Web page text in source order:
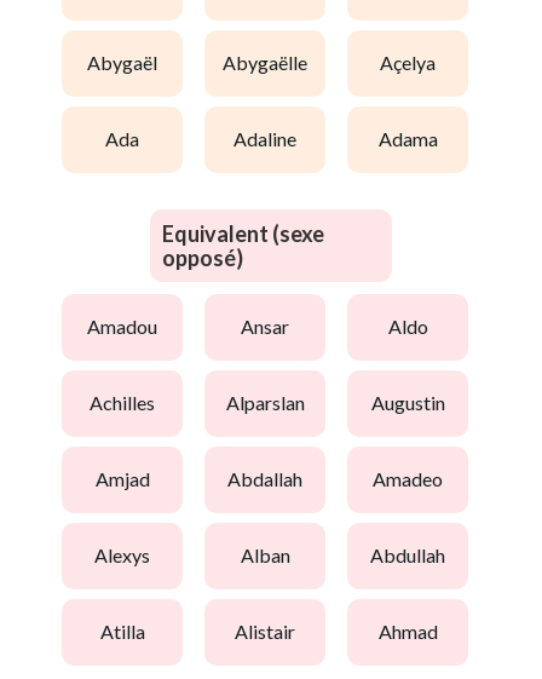
abygaël abygaëlle açelya
ada adaline adama
Equivalent (sexe
opposé)
amadou ansar aldo
achilles alparslan augustin
amjad abdallah amadeo
alexys alban abdullah
atilla alistair ahmad